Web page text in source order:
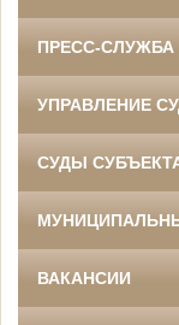
ПРЕСС-СЛУЖБА
УПРАВЛЕНИЕ
СУДЫ
ВАКАНСИИ